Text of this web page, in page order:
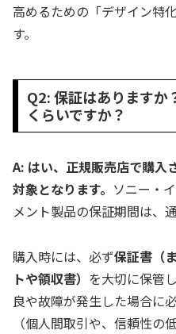
高めるための「デザイン特
す。
Q2: 保証はありますか
くらいですか？
A: はい、正規販売店で購入
対象となります。 ソニー・
メント製品の保証期間は、通
購入時には、必ず保証書（
トや領収書） を大切に保管
良や故障が発生した場合に
（個人間取引や、信頼性の